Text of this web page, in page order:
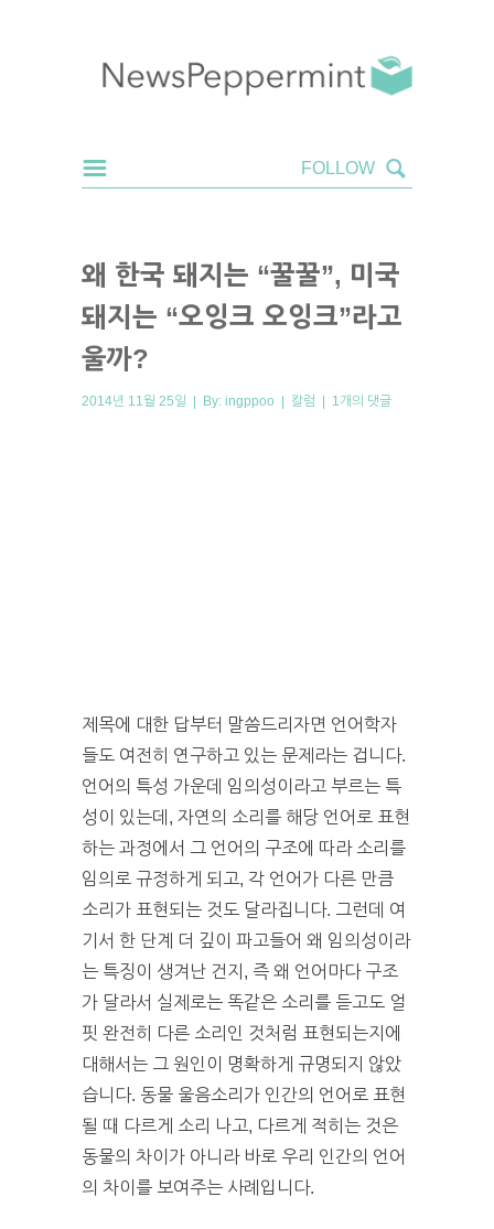
왜 한국 돼지는 “꿀꿀”, 미국
돼지는 “오잉크 오잉크”라고
울까?
2014년 11월 25일 | By: ingppoo | 칼럼 | 1개의 댓글
제목에 대한 답부터 말씀드리자면 언어학자
들도 여전히 연구하고 있는 문제라는 겁니다.
언어의 특성 가운데 임의성이라고 부르는 특
성이 있는데, 자연의 소리를 해당 언어로 표현
하는 과정에서 그 언어의 구조에 따라 소리를
임의로 규정하게 되고, 각 언어가 다른 만큼
소리가 표현되는 것도 달라집니다. 그런데 여
기서 한 단계 더 깊이 파고들어 왜 임의성이라
는 특징이 생겨난 건지, 즉 왜 언어마다 구조
가 달라서 실제로는 똑같은 소리를 듣고도 얼
핏 완전히 다른 소리인 것처럼 표현되는지에
대해서는 그 원인이 명확하게 규명되지 않았
습니다. 동물 울음소리가 인간의 언어로 표현
될 때 다르게 소리 나고, 다르게 적히는 것은
동물의 차이가 아니라 바로 우리 인간의 언어
의 차이를 보여주는 사례입니다.